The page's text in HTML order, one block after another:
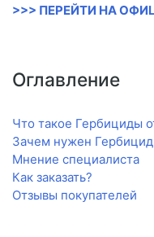
>>> ПЕРЕЙТИ НА
Оглавление
Что такое Гербициды
Зачем нужен
Мнение специалиста
Как заказать?
Отзывы покупателей